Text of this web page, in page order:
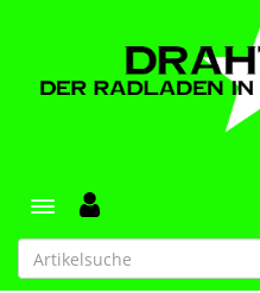
Toggle navigation